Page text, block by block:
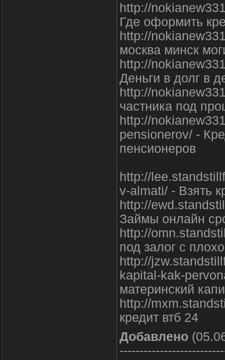
http://
Где оформить
http://
москва минск
http://
Деньги в долг в
http://
частника под
http://
pensionerov/ -
пенсионеров
http://
v-almati/ - Взять
http://
Займы онлайн
http://
под залог с
http://
kapital-kak-
материнский
http://
кредит втб 24
Добавлено